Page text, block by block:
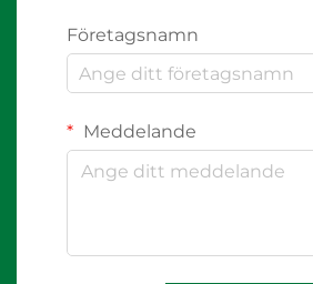
Företagsnamn
Meddelande